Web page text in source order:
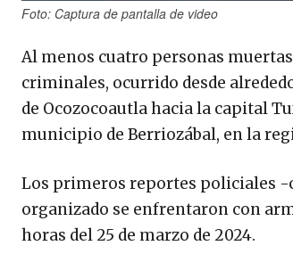
Foto: Captura de pantalla de video
Al menos cuatro personas
criminales, ocurrido desde
de Ocozocoautla hacia la capital
municipio de Berriozábal, en la
Los primeros reportes policiales -
organizado se enfrentaron con
horas del 25 de marzo de 2024.